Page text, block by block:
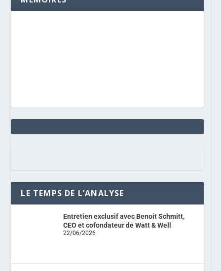
LE TEMPS DE L’ANALYSE
Entretien exclusif avec Benoit Schmitt,
CEO et cofondateur de Watt & Well
22/06/2026